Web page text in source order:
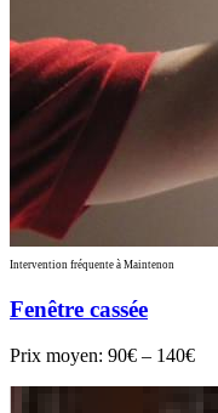
Intervention fréquente à Maintenon
Fenêtre cassée
Prix moyen: 90€ – 140€